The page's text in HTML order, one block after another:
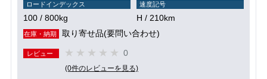
ロードインデックス
100 / 800kg
速度記号
H / 210km
在庫・納期 取り寄せ品(要問い合わせ)
レビュー 0
(0件のレビューを見る)